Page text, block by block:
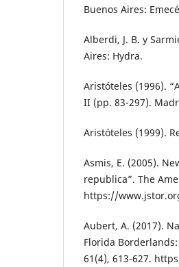
Buenos Aires:
Alberdi, J. B. y
Aires: Hydra.
Aristóteles (1996).
II (pp. 83-297).
Aristóteles (1999).
Asmis, E. (2005).
republica”. The
https://
Aubert, A. (2017).
Florida
61(4), 613-627.